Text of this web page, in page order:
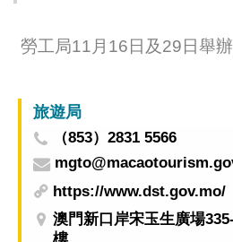
勞工局11月16日及29日舉
旅遊局
（853）2831 5566
https://www.dst.gov.mo/
澳門新口岸宋玉生廣場